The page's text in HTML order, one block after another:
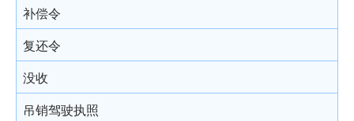
补偿令
复还令
没收
吊销驾驶执照